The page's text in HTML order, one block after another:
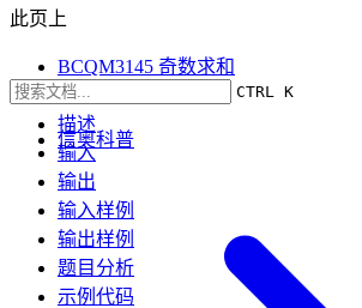
CTRL K
信奥科普
此页上
BCQM3145 奇数求和
题目要求
描述
输入
输出
输入样例
输出样例
题目分析
示例代码